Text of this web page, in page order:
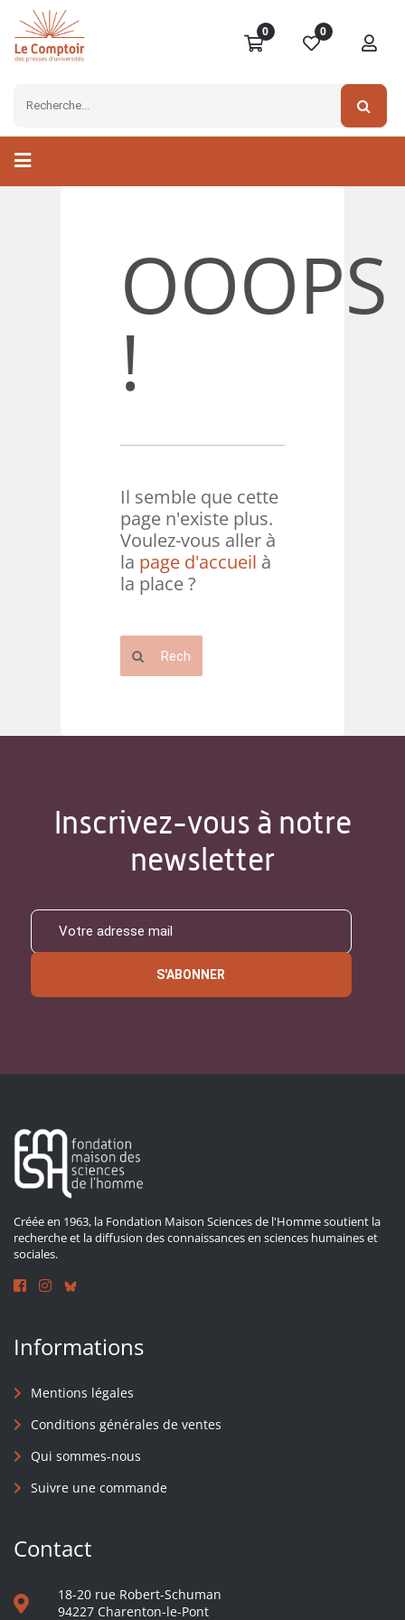
0 0
OOOPS
!
Il semble que cette
page n'existe plus.
Voulez-vous aller à
la page d'accueil à
la place ?
Inscrivez-vous à notre
newsletter
S'ABONNER
Créée en 1963, la Fondation Maison Sciences de l'Homme soutient la
recherche et la diffusion des connaissances en sciences humaines et
sociales.
Informations
Mentions légales
Conditions générales de ventes
Qui sommes-nous
Suivre une commande
Contact
18-20 rue Robert-Schuman
94227 Charenton-le-Pont